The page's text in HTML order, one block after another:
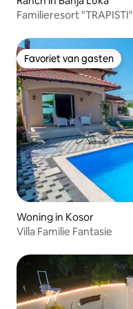
Familieresort "TRAPISTI"
Favoriet van gasten
Favoriet van gasten
Woning in Kosor
Villa Familie Fantasie